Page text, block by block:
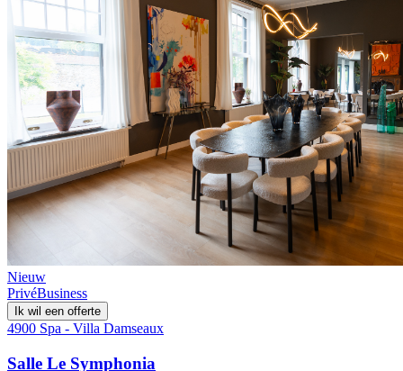
Nieuw
PrivéBusiness
Ik wil een offerte
4900 Spa - Villa Damseaux
Salle Le Symphonia